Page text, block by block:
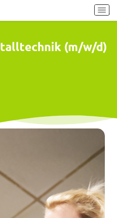
H
a
p
t
i
n
a
s
s
c
h
(m/w/d)